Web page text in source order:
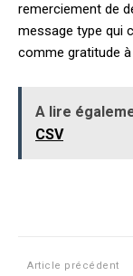
remerciement de
message type qui
comme gratitude
A lire
CSV
Article précédent